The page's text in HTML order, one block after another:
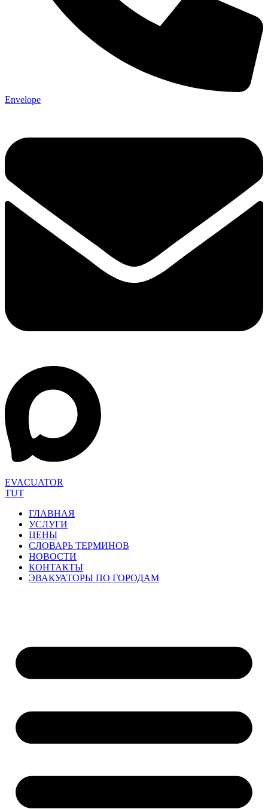
Envelope
EVACUATOR
TUT
ГЛАВНАЯ
УСЛУГИ
ЦЕНЫ
СЛОВАРЬ ТЕРМИНОВ
НОВОСТИ
КОНТАКТЫ
ЭВАКУАТОРЫ ПО ГОРОДАМ